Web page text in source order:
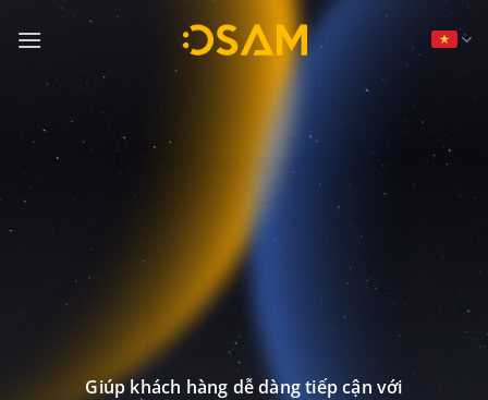
qua
Giúp khách hàng dễ dàng tiếp cận với